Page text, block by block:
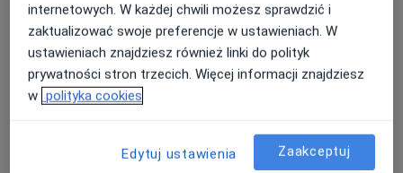
Testy alergiczne
Od 250 zł Szczegóły Umów wizytę
Szczegóły
Umów wizytę
internetowych. W każdej chwili możesz sprawdzić i
zaktualizować swoje preferencje w ustawieniach. W
ustawieniach znajdziesz również linki do polityk
prywatności stron trzecich. Więcej informacji znajdziesz
w polityka cookies
Edytuj ustawienia Zaakceptuj